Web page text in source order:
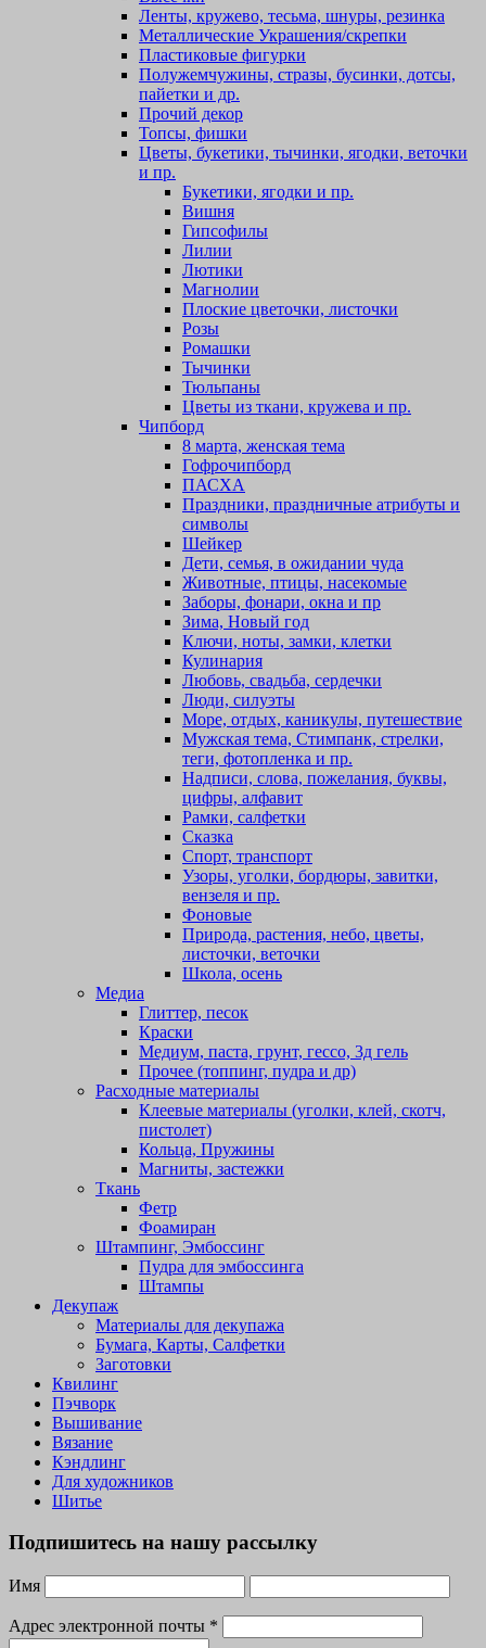
Ленты, кружево, тесьма, шнуры, резинка
Металлические Украшения/скрепки
Пластиковые фигурки
Полужемчужины, стразы, бусинки, дотсы,
пайетки и др.
Прочий декор
Топсы, фишки
Цветы, букетики, тычинки, ягодки, веточки
и пр.
Букетики, ягодки и пр.
Вишня
Гипсофилы
Лилии
Лютики
Магнолии
Плоские цветочки, листочки
Розы
Ромашки
Тычинки
Тюльпаны
Цветы из ткани, кружева и пр.
Чипборд
8 марта, женская тема
Гофрочипборд
ПАСХА
Праздники, праздничные атрибуты и
символы
Шейкер
Дети, семья, в ожидании чуда
Животные, птицы, насекомые
Заборы, фонари, окна и пр
Зима, Новый год
Ключи, ноты, замки, клетки
Кулинария
Любовь, свадьба, сердечки
Люди, силуэты
Море, отдых, каникулы, путешествие
Мужская тема, Стимпанк, стрелки,
теги, фотопленка и пр.
Надписи, слова, пожелания, буквы,
цифры, алфавит
Рамки, салфетки
Сказка
Спорт, транспорт
Узоры, уголки, бордюры, завитки,
вензеля и пр.
Фоновые
Природа, растения, небо, цветы,
листочки, веточки
Школа, осень
Медиа
Глиттер, песок
Краски
Медиум, паста, грунт, гессо, 3д гель
Прочее (топпинг, пудра и др)
Расходные материалы
Клеевые материалы (уголки, клей, скотч,
пистолет)
Кольца, Пружины
Магниты, застежки
Ткань
Фетр
Фоамиран
Штампинг, Эмбоссинг
Пудра для эмбоссинга
Штампы
Декупаж
Материалы для декупажа
Бумага, Карты, Салфетки
Заготовки
Квилинг
Пэчворк
Вышивание
Вязание
Кэндлинг
Для художников
Шитье
Подпишитесь на нашу рассылку
Имя
Адрес электронной почты *